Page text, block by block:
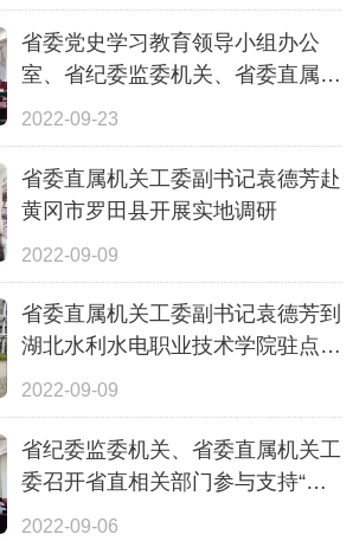
省委党史学习教育领导小组办公
室、省纪委监委机关、省委直属机
关工委召开省直部门支持保障“共
商会
2022-09-23
省委直属机关工委副书记袁德芳赴
黄冈市罗田县开展实地调研
2022-09-09
省委直属机关工委副书记袁德芳到
湖北水利水电职业技术学院驻点村
乐家冲村开展产业发展调研
2022-09-09
省纪委监委机关、省委直属机关工
委召开省直相关部门参与支持“共
同缔造”工作部署会
2022-09-06